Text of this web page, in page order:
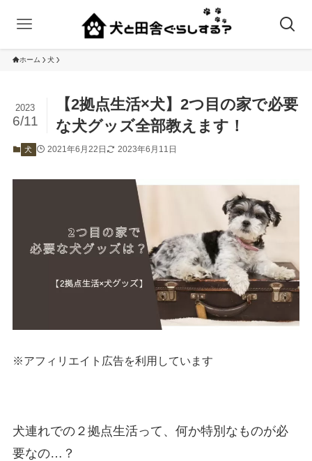
ホーム 犬
【2拠点生活×犬】2つ目の家で必要
な犬グッズ全部教えます！
2023
6/11
犬 2021年6月22日 2023年6月11日
※アフィリエイト広告を利用しています
犬連れでの２拠点生活って、何か特別なものが必
要なの…？